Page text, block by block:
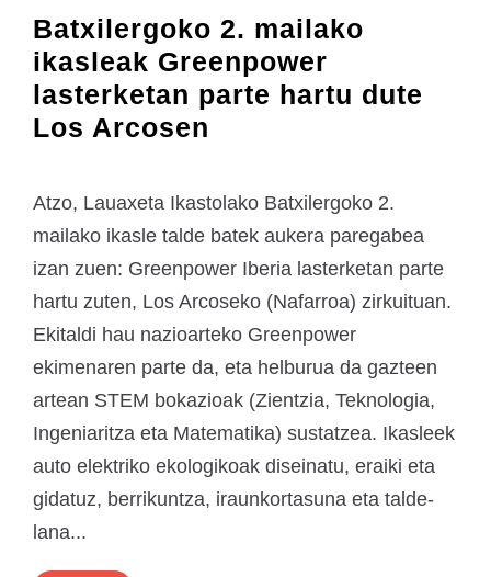
Batxilergoko 2. mailako
ikasleak Greenpower
lasterketan parte hartu dute
Los Arcosen
Atzo, Lauaxeta Ikastolako Batxilergoko 2.
mailako ikasle talde batek aukera paregabea
izan zuen: Greenpower Iberia lasterketan parte
hartu zuten, Los Arcoseko (Nafarroa) zirkuituan.
Ekitaldi hau nazioarteko Greenpower
ekimenaren parte da, eta helburua da gazteen
artean STEM bokazioak (Zientzia, Teknologia,
Ingeniaritza eta Matematika) sustatzea. Ikasleek
auto elektriko ekologikoak diseinatu, eraiki eta
gidatuz, berrikuntza, iraunkortasuna eta talde-
lana...